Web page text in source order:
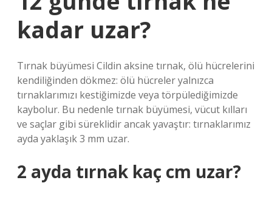
kadar uzar?
Tırnak büyümesi Cildin aksine tırnak, ölü hücrelerini
kendiliğinden dökmez: ölü hücreler yalnızca
tırnaklarımızı kestiğimizde veya törpülediğimizde
kaybolur. Bu nedenle tırnak büyümesi, vücut kılları
ve saçlar gibi süreklidir ancak yavaştır: tırnaklarımız
ayda yaklaşık 3 mm uzar.
2 ayda tırnak kaç cm uzar?